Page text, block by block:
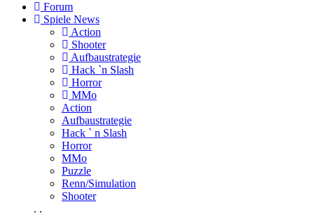
Forum
Spiele News
Action
Shooter
Aufbaustrategie
Hack `n Slash
Horror
MMo
Action
Aufbaustrategie
Hack ` n Slash
Horror
MMo
Puzzle
Renn/Simulation
Shooter
. .